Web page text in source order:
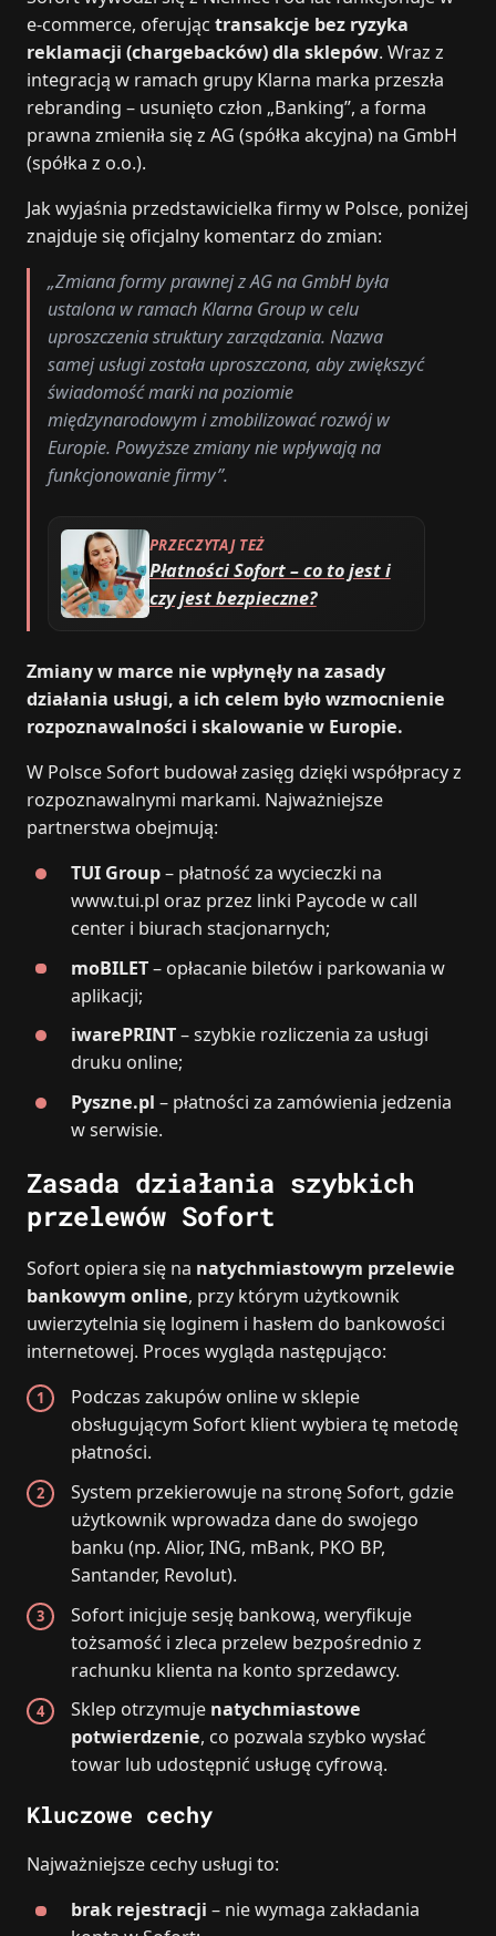
e-commerce, oferując transakcje bez ryzyka
reklamacji (chargebacków) dla sklepów. Wraz z
integracją w ramach grupy Klarna marka przeszła
rebranding – usunięto człon „Banking”, a forma
prawna zmieniła się z AG (spółka akcyjna) na GmbH
(spółka z o.o.).
Jak wyjaśnia przedstawicielka firmy w Polsce, poniżej
znajduje się oficjalny komentarz do zmian:
„Zmiana formy prawnej z AG na GmbH była
ustalona w ramach Klarna Group w celu
uproszczenia struktury zarządzania. Nazwa
samej usługi została uproszczona, aby zwiększyć
świadomość marki na poziomie
międzynarodowym i zmobilizować rozwój w
Europie. Powyższe zmiany nie wpływają na
funkcjonowanie firmy”.
PRZECZYTAJ TEŻ
Płatności Sofort – co to jest i
czy jest bezpieczne?
Zmiany w marce nie wpłynęły na zasady
działania usługi, a ich celem było wzmocnienie
rozpoznawalności i skalowanie w Europie.
W Polsce Sofort budował zasięg dzięki współpracy z
rozpoznawalnymi markami. Najważniejsze
partnerstwa obejmują:
TUI Group– płatność za wycieczki na
www.tui.pl oraz przez linki Paycode w call
center i biurach stacjonarnych;
moBILET– opłacanie biletów i parkowania w
aplikacji;
iwarePRINT– szybkie rozliczenia za usługi
druku online;
Pyszne.pl – płatności za zamówienia jedzenia
w serwisie.
Zasada działania szybkich
przelewów Sofort
Sofort opiera się na natychmiastowym przelewie
bankowym online, przy którym użytkownik
uwierzytelnia się loginem i hasłem do bankowości
internetowej. Proces wygląda następująco:
Podczas zakupów online w sklepie
obsługującym Sofort klient wybiera tę metodę
płatności.
System przekierowuje na stronę Sofort, gdzie
użytkownik wprowadza dane do swojego
banku (np. Alior, ING, mBank, PKO BP,
Santander, Revolut).
Sofort inicjuje sesję bankową, weryfikuje
tożsamość i zleca przelew bezpośrednio z
rachunku klienta na konto sprzedawcy.
Sklep otrzymuje natychmiastowe
potwierdzenie, co pozwala szybko wysłać
towar lub udostępnić usługę cyfrową.
Kluczowe cechy
Najważniejsze cechy usługi to:
brak rejestracji – nie wymaga zakładania